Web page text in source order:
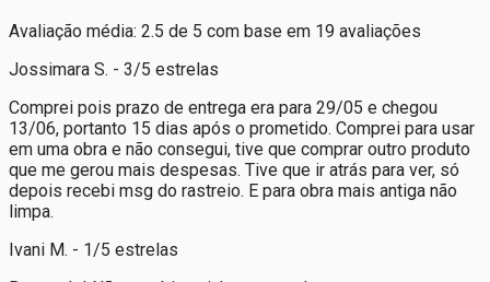
Avaliação média: 2.5 de 5 com base em 19 avaliações
Jossimara S. - 3/5 estrelas
Comprei pois prazo de entrega era para 29/05 e chegou
13/06, portanto 15 dias após o prometido. Comprei para usar
em uma obra e não consegui, tive que comprar outro produto
que me gerou mais despesas. Tive que ir atrás para ver, só
depois recebi msg do rastreio. E para obra mais antiga não
limpa.
Ivani M. - 1/5 estrelas